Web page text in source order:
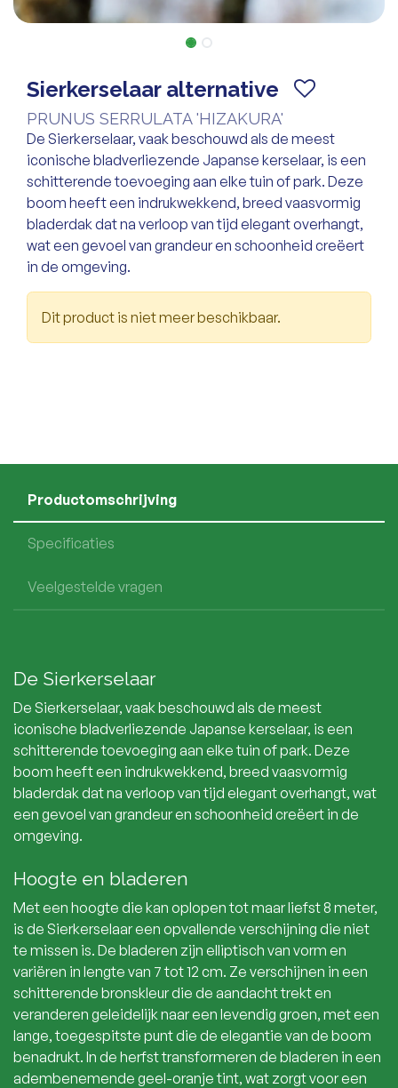
Sierkerselaar alternative
PRUNUS SERRULATA 'HIZAKURA'
De Sierkerselaar, vaak beschouwd als de meest
iconische bladverliezende Japanse kerselaar, is een
schitterende toevoeging aan elke tuin of park. Deze
boom heeft een indrukwekkend, breed vaasvormig
bladerdak dat na verloop van tijd elegant overhangt,
wat een gevoel van grandeur en schoonheid creëert
in de omgeving.
Dit product is niet meer beschikbaar.
Productomschrijving
Specificaties
Veelgestelde vragen
De Sierkerselaar
De Sierkerselaar, vaak beschouwd als de meest
iconische bladverliezende Japanse kerselaar, is een
schitterende toevoeging aan elke tuin of park. Deze
boom heeft een indrukwekkend, breed vaasvormig
bladerdak dat na verloop van tijd elegant overhangt, wat
een gevoel van grandeur en schoonheid creëert in de
omgeving.
Hoogte en bladeren
Met een hoogte die kan oplopen tot maar liefst 8 meter,
is de Sierkerselaar een opvallende verschijning die niet
te missen is. De bladeren zijn elliptisch van vorm en
variëren in lengte van 7 tot 12 cm. Ze verschijnen in een
schitterende bronskleur die de aandacht trekt en
veranderen geleidelijk naar een levendig groen, met een
lange, toegespitste punt die de elegantie van de boom
benadrukt. In de herfst transformeren de bladeren in een
adembenemende geel-oranje tint, wat zorgt voor een